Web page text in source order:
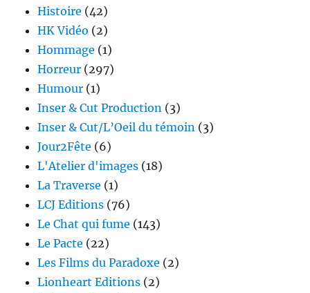
Histoire (42)
HK Vidéo (2)
Hommage (1)
Horreur (297)
Humour (1)
Inser & Cut Production (3)
Inser & Cut/L’Oeil du témoin (3)
Jour2Fête (6)
L'Atelier d'images (18)
La Traverse (1)
LCJ Editions (76)
Le Chat qui fume (143)
Le Pacte (22)
Les Films du Paradoxe (2)
Lionheart Editions (2)